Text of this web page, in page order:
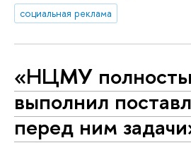
социальная реклама
«НЦМУ
выполнил
перед ним